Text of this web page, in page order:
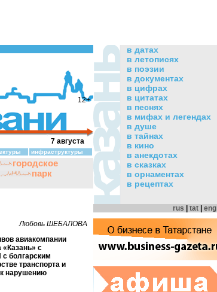
12+
7 августа
инфраструктуры
городское
парк
Любовь ШЕБАЛОВА
авиакомпании
«Казань» с
болгарским
транспорта и
нарушению
в датах
в летописях
в поэзии
в документах
в цифрах
в цитатах
в песнях
в мифах и легендах
в душе
в тайнах
в кино
в анекдотах
в сказках
в орнаментах
в рецептах
rus tat eng